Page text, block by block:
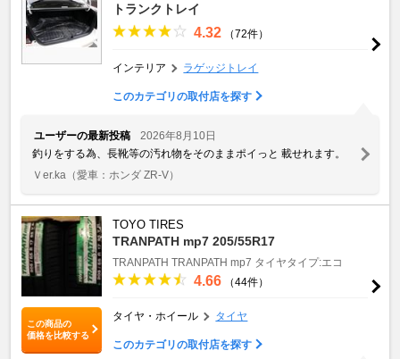
トランクトレイ
4.32 （72件）
インテリア ラゲッジトレイ
このカテゴリの取付店を探す
ユーザーの最新投稿
2026年8月10日
釣りをする為、長靴等の汚れ物をそのままポイっと 載せれます。
Ｖer.ka （愛車：ホンダ ZR-V）
この商品の
価格を比較する
TOYO TIRES
TRANPATH mp7 205/55R17
TRANPATH TRANPATH mp7 タイヤタイプ:エコ
4.66 （44件）
タイヤ・ホイール タイヤ
このカテゴリの取付店を探す